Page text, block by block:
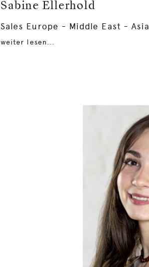
Sabine Ellerhold
Sales Europe - Middle East - Asia
weiter lesen...